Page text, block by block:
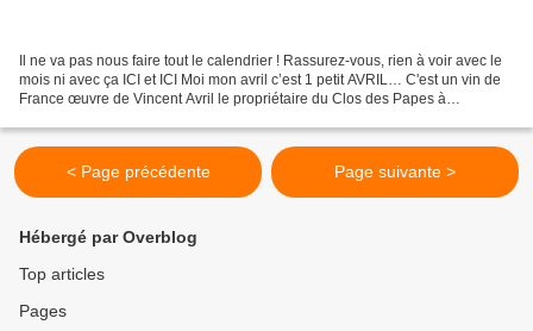
Il ne va pas nous faire tout le calendrier ! Rassurez-vous, rien à voir avec le
mois ni avec ça ICI et ICI Moi mon avril c’est 1 petit AVRIL… C'est un vin de
France œuvre de Vincent Avril le propriétaire du Clos des Papes à
< Page précédente Page suivante >
Hébergé par Overblog
Top articles
Pages